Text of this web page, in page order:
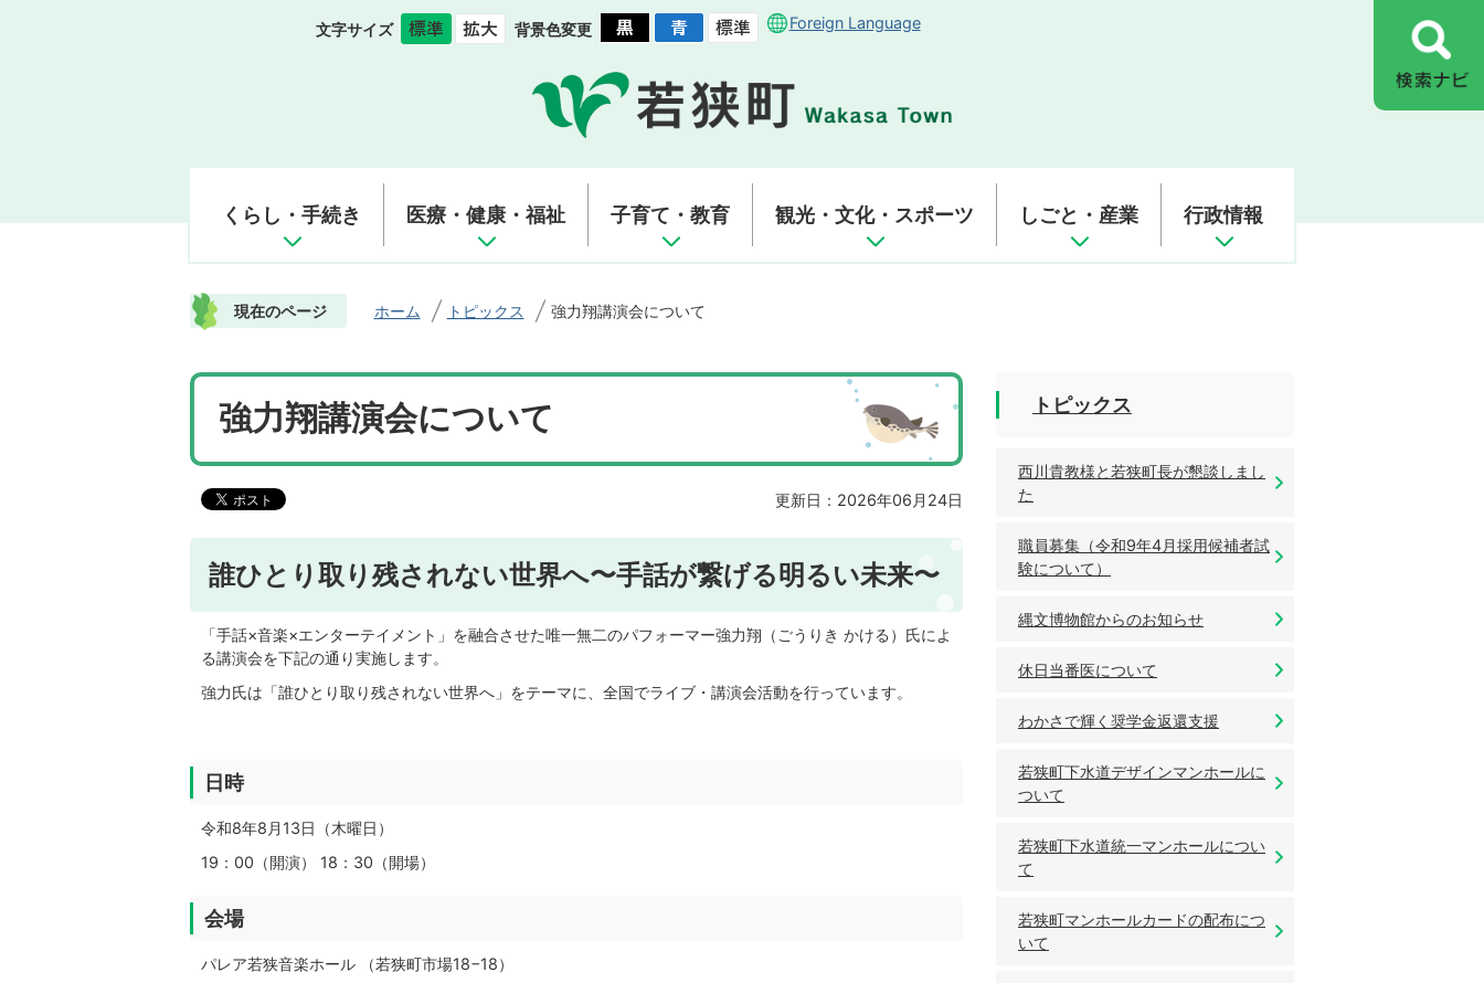
文字サイズ 背景色変更 Foreign Language
くらし・手続き 医療・健康・福祉 子育て・教育 観光・文化・スポーツ しごと・産業 行政情報
現在のページ ホーム トピックス 強力翔講演会について
強力翔講演会について
更新日：2026年06月24日
誰ひとり取り残されない世界へ〜手話が繋げる明るい未来〜
「手話×音楽×エンターテイメント」を融合させた唯一無二のパフォーマー強力翔（ごうりき かける）氏によ
る講演会を下記の通り実施します。
強力氏は「誰ひとり取り残されない世界へ」をテーマに、全国でライブ・講演会活動を行っています。
日時
令和8年8月13日（木曜日）
19：00（開演） 18：30（開場）
会場
パレア若狭音楽ホール （若狭町市場18−18）
トピックス
西川貴教様と若狭町長が懇談しまし
た
職員募集（令和9年4月採用候補者試
験について）
縄文博物館からのお知らせ
休日当番医について
わかさで輝く奨学金返還支援
若狭町下水道デザインマンホールに
ついて
若狭町下水道統一マンホールについ
て
若狭町マンホールカードの配布につ
いて